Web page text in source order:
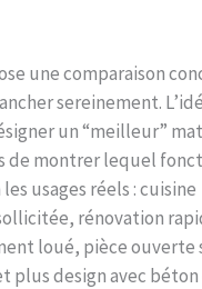
une comparaison
sereinement.
un “meilleur”
de montrer lequel
usages réels : cuisine
rénovation
loué, pièce ouverte
plus design avec béton